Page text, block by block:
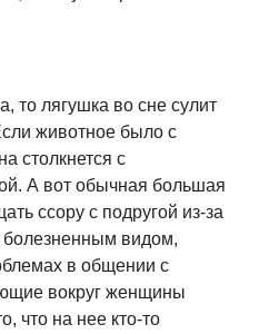
то лягушка во сне сулит
животное было с
столкнется с
А вот обычная большая
ссору с подругой из-за
болезненным видом,
в общении с
вокруг женщины
что на нее кто-то